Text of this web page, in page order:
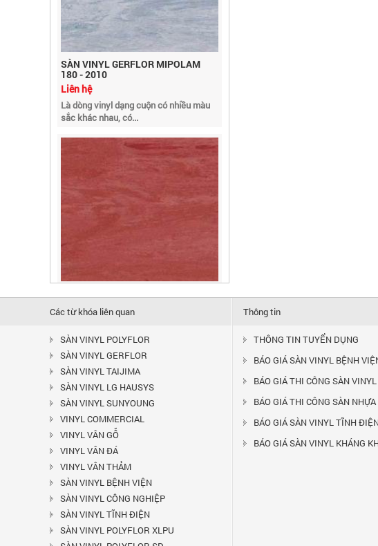
SÀN VINYL GERFLOR MIPOLAM
180 - 2010
Liên hệ
Là dòng vinyl dạng cuộn có nhiều màu
sắc khác nhau, có...
SÀN VINYL GERFLOR MIPOLAM
Là dòng vinyl dạng cuộn có nhiều màu
sắc khác nhau, có...
SÀN VINYL GERFLOR MIPOLAM
180 - 2002
Liên hệ
Các từ khóa liên quan Thông tin
SÀN VINYL POLYFLOR
SÀN VINYL GERFLOR
SÀN VINYL TAIJIMA
SÀN VINYL LG HAUSYS
SÀN VINYL SUNYOUNG
VINYL COMMERCIAL
VINYL VÂN GỖ
VINYL VÂN ĐÁ
VINYL VÂN THẢM
SÀN VINYL BỆNH VIỆN
SÀN VINYL CÔNG NGHIỆP
SÀN VINYL TĨNH ĐIỆN
SÀN VINYL POLYFLOR XLPU
THÔNG TIN TUYỂN DỤNG
BÁO GIÁ SÀN VINYL BỆNH
BÁO GIÁ THI CÔNG SÀN VINYL
BÁO GIÁ THI CÔNG SÀN
BÁO GIÁ SÀN VINYL TĨNH
BÁO GIÁ SÀN VINYL KHÁNG